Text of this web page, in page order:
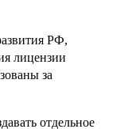
РФ,
лицензии
за
отдельное